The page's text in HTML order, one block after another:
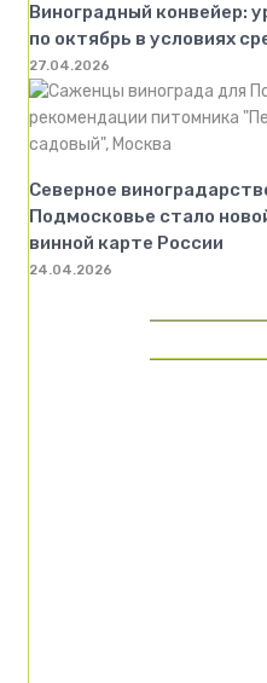
Виноградный конвейер:
по октябрь в условиях
27.04.2026
Северное
Подмосковье стало
винной карте России
24.04.2026